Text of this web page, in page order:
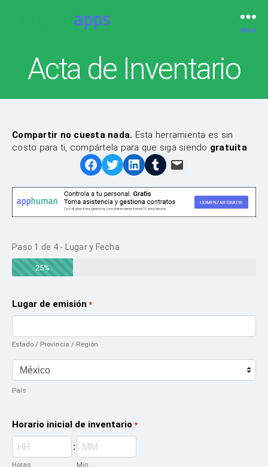
Menú
Acta de Inventario
Compartir no cuesta nada. Esta herramienta es sin
costo para ti, compártela para que siga siendo gratuita
Paso 1 de 4- Lugar y Fecha
25%
Lugar de emisión *
Estado / Provincia / Región
País
Horario inicial de inventario *
Horas
:
Min.